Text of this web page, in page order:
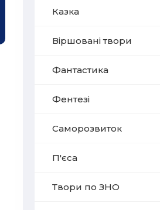
Казка
Віршовані твори
Фантастика
Фентезі
Саморозвиток
П'єса
Твори по ЗНО